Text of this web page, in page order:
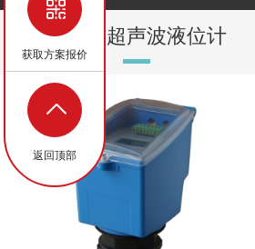
一体式超声波液位计
获取方案报价
返回顶部